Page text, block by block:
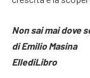
Non sai mai dove
di Emilio Masina
EllediLibro